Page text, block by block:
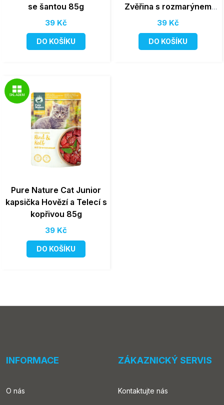
se šantou 85g
39 Kč
DO KOŠÍKU
Zvěřina s rozmarýnem
85g
39 Kč
DO KOŠÍKU
SKLADEM
Pure Nature Cat Junior
kapsička Hovězí a Telecí s
kopřivou 85g
39 Kč
DO KOŠÍKU
INFORMACE
O nás
ZÁKAZNICKÝ SERVIS
Kontaktujte nás